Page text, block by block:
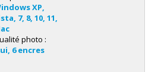
XP,
7, 8, 10, 11,
photo :
6 encres